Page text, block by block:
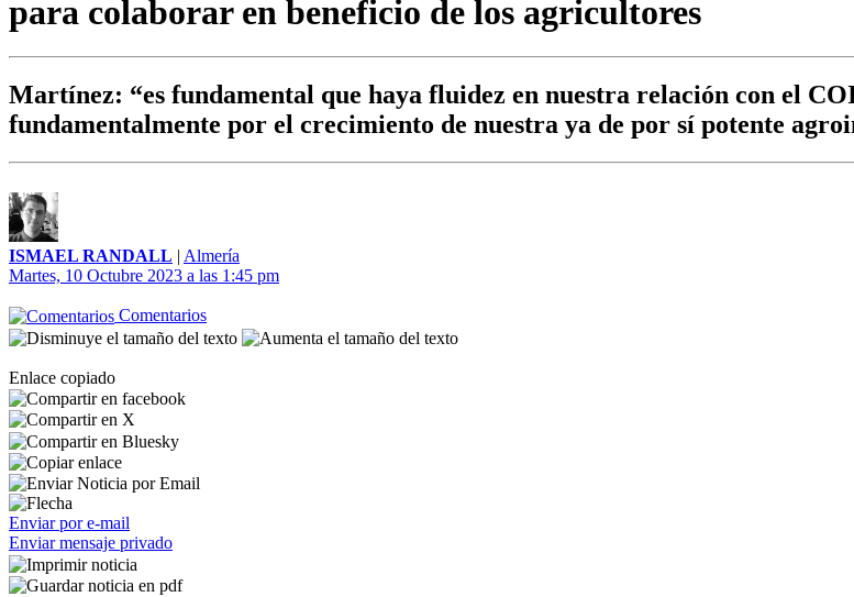
para colaborar en beneficio de los agricultores
Martínez: “es fundamental que haya fluidez en nuestra relación con el
fundamentalmente por el crecimiento de nuestra ya de por sí potente
ISMAEL RANDALL | Almería
Martes, 10 Octubre 2023 a las 1:45 pm
Comentarios
Enlace copiado
Enviar por e-mail
Enviar mensaje privado